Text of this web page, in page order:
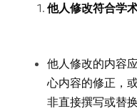
他人修改符合学
他人修改的内容
心内容的修正，
非直接撰写或替